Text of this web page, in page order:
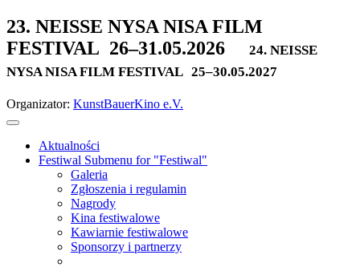
23. NEISSE NYSA NISA FILM
FESTIVAL 26–31.05.2026
24. NEISSE
NYSA NISA FILM FESTIVAL 25–30.05.2027
Organizator: KunstBauerKino e.V.
Aktualności
Festiwal Submenu for "Festiwal"
Galeria
Zgłoszenia i regulamin
Nagrody
Kina festiwalowe
Kawiarnie festiwalowe
Sponsorzy i partnerzy